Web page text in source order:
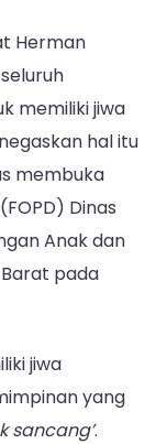
Herman
memiliki jiwa
hal itu
membuka
Dinas
Anak dan
pada
jiwa
yang
sancang’.